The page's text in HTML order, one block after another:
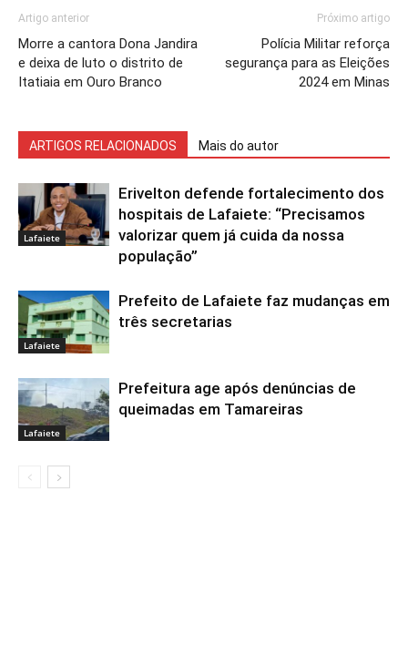
Artigo anterior
Morre a cantora Dona Jandira
e deixa de luto o distrito de
Itatiaia em Ouro Branco
Próximo artigo
Polícia Militar reforça
segurança para as Eleições
2024 em Minas
ARTIGOS RELACIONADOS Mais do autor
Lafaiete
Erivelton defende fortalecimento dos
hospitais de Lafaiete: “Precisamos
valorizar quem já cuida da nossa
população”
Lafaiete
Prefeito de Lafaiete faz mudanças em
três secretarias
Lafaiete
Prefeitura age após denúncias de
queimadas em Tamareiras